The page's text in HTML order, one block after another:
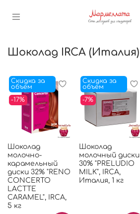
Шоколад IRCA (Италия)
Скидка за
объем
-17%
Шоколад
молочно-
карамельный
диски 32% "RENO
CONCERTO
LACTTE
CARAMEL", IRCA,
5 кг
Скидка за
объем
-7%
Шоколад
молочный диски
30% "PRELUDIO
MILK", IRCA,
Италия, 1 кг